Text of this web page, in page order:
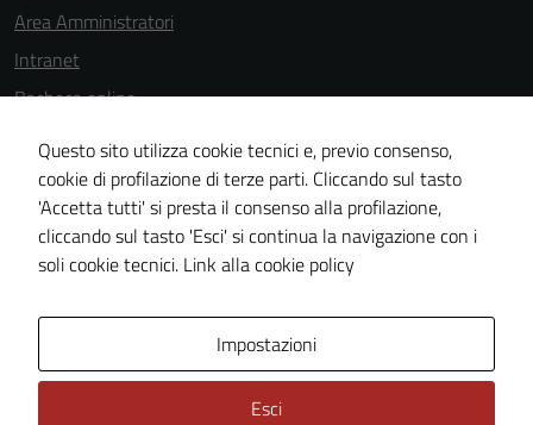
Area Amministratori
Intranet
Bacheca online
Dichiarazione di accessibilità
Dichiarazione di accessibilità e modalità di segnalazioni di non
conformità
Piano di miglioramento del sito
Questo sito utilizza cookie tecnici e, previo consenso,
cookie di profilazione di terze parti. Cliccando sul tasto
'Accetta tutti' si presta il consenso alla profilazione,
cliccando sul tasto 'Esci' si continua la navigazione con i
soli cookie tecnici. Link alla cookie policy
Impostazioni
Esci